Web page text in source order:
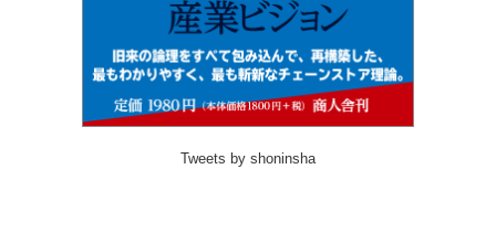
Tweets by shoninsha